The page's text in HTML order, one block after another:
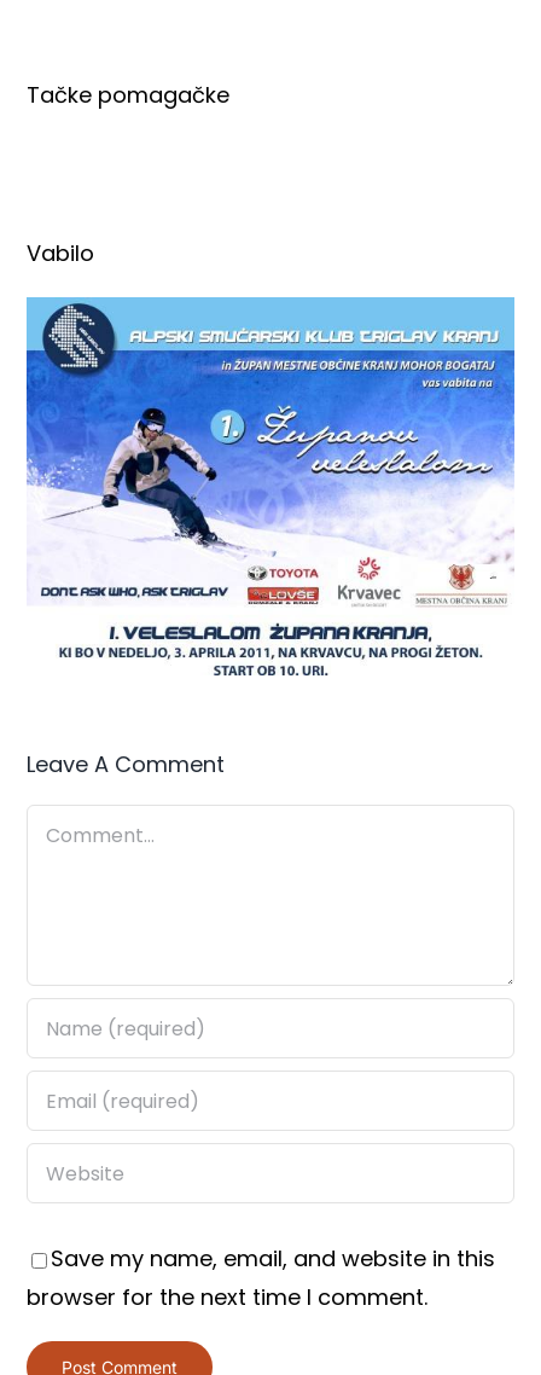
Tačke pomagačke
Vabilo
Leave A Comment
Comment
Save my name, email, and website in this
browser for the next time I comment.